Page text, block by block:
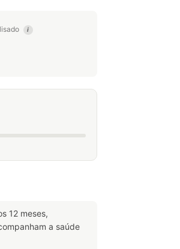
i
12 meses,
a saúde